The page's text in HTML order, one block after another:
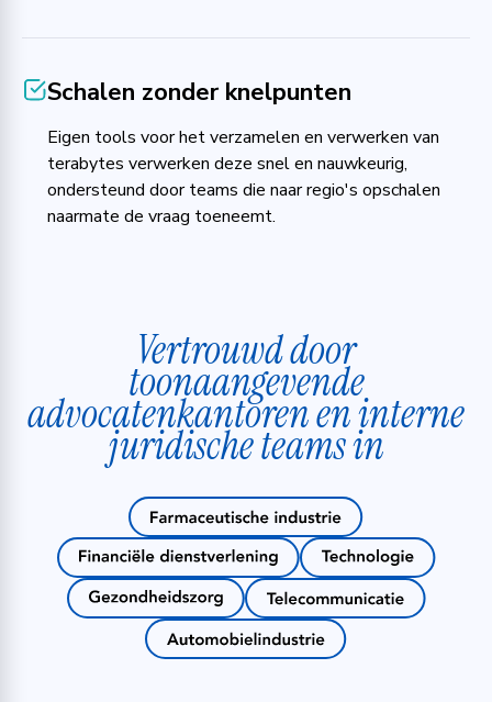
Schalen zonder knelpunten
Eigen tools voor het verzamelen en verwerken van
terabytes verwerken deze snel en nauwkeurig,
ondersteund door teams die naar regio's opschalen
naarmate de vraag toeneemt.
Vertrouwd door
toonaangevende
advocatenkantoren en interne
juridische teams in